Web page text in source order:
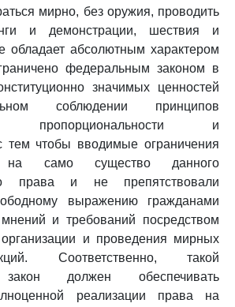
мирно, без оружия, проводить
и демонстрации, шествия и
обладает абсолютным характером
федеральным законом в
значимых ценностей
соблюдении принципов
пропорциональности и
тем чтобы вводимые ограничения
само существо данного
права и не препятствовали
выражению гражданами
и требований посредством
и проведения мирных
Соответственно, такой
должен обеспечивать
реализации права на